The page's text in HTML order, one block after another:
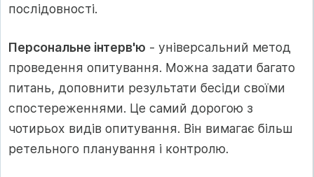
послідовності.
Персональне інтерв'ю - універсальний метод
проведення опитування. Можна задати багато
питань, доповнити результати бесіди своїми
спостереженнями. Це самий дорогою з
чотирьох видів опитування. Він вимагає більш
ретельного планування і контролю.